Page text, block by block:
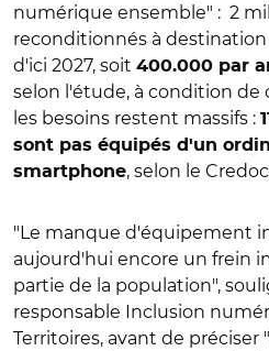
numérique ensemble" : 2
reconditionnés à
d'ici 2027, soit 400.000 par
selon l'étude, à condition de
les besoins restent massifs :
sont pas équipés d'un
smartphone, selon le
"Le manque d'équipement
aujourd'hui encore un frein
partie de la population",
responsable Inclusion
Territoires, avant de